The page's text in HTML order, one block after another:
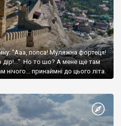
"Ааа, попса! Муляжна фортеця!
дір!..." Но то шо? А мене ще там
нічого... принаймні до цього літа.